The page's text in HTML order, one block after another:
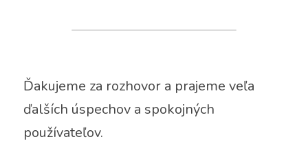
Ďakujeme za rozhovor a prajeme veľa
ďalších úspechov a spokojných
používateľov.